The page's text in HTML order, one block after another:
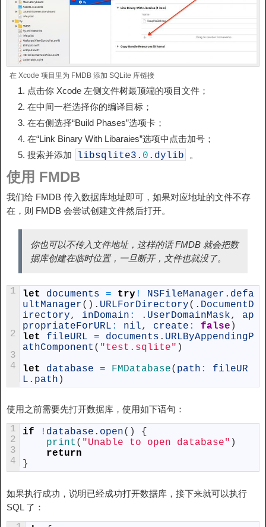
在 Xcode 项目里为 FMDB 添加 SQLite 库链接
点击你 Xcode 左侧文件树最顶端的项目文件；
在中间一栏选择你的编译目标；
在右侧选择“Build Phases”选项卡；
在“Link Binary With Libaraies”选项中点击加号；
搜索并添加
libsqlite3 . 0 . dylib 。
使用 FMDB
我们给 FMDB 传入数据库地址即可，如果对应地址的文件不存
在，则 FMDB 会尝试创建文件然后打开。
你也可以不传入文件地址，这样的话 FMDB 就会把数
据库创建在临时位置，一旦断开，文件也就没了。
1
2
3
4
let documents = try ! NSFileManager . defa
ultManager( ) . URLForDirectory( . DocumentD
irectory, inDomain : . UserDomainMask,
ap
propriateForURL : nil, create : false )
let
fileURL = documents . URLByAppendingP
athComponent ( "test.sqlite" )
let
database = FMDatabase( path :
fileUR
L . path )
使用之前需要先打开数据库，使用如下语句：
1
2
3
4
if ! database . open( )
{
print ( "Unable to open database" )
return
}
如果执行成功，说明已经成功打开数据库，接下来就可以执行
SQL 了：